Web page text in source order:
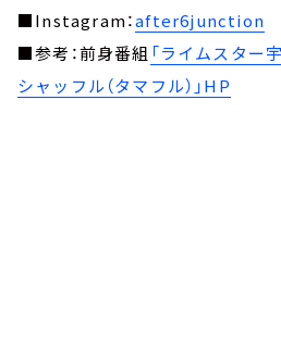
■Instagram：after6junction
■参考：前身番組 「ライムスター
シャッフル（タマフル）」HP